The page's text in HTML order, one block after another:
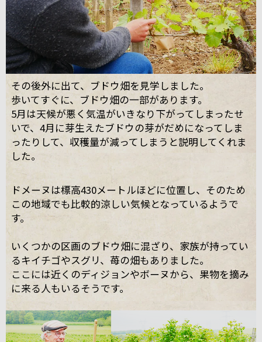
その後外に出て、ブドウ畑を見学しました。
歩いてすぐに、ブドウ畑の一部があります。
5月は天候が悪く気温がいきなり下がってしまったせ
いで、4月に芽生えたブドウの芽がだめになってしま
ったりして、収穫量が減ってしまうと説明してくれま
した。
ドメーヌは標高430メートルほどに位置し、そのため
この地域でも比較的涼しい気候となっているようで
す。
いくつかの区画のブドウ畑に混ざり、家族が持ってい
るキイチゴやスグリ、苺の畑もありました。
ここには近くのディジョンやボーヌから、果物を摘み
に来る人もいるそうです。